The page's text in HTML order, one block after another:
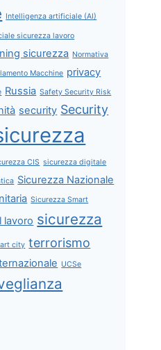
Intelligenza artificiale (AI)
sicurezza lavoro
sicurezza Normativa
Macchine privacy
Russia Safety Security Risk
security Security
CIS sicurezza digitale
Sicurezza Nazionale
Sicurezza Smart
lavoro sicurezza
city terrorismo
UCSe